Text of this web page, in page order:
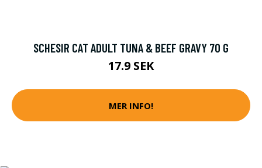
SCHESIR CAT ADULT TUNA & BEEF GRAVY 70 G
17.9 SEK
MER INFO!